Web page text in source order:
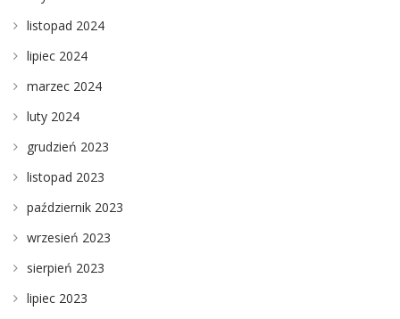
listopad 2024
lipiec 2024
marzec 2024
luty 2024
grudzień 2023
listopad 2023
październik 2023
wrzesień 2023
sierpień 2023
lipiec 2023